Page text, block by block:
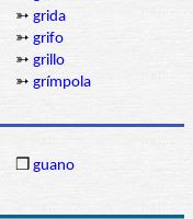
➳ grida
➳ grifo
➳ grillo
➳ grímpola
❒ guano